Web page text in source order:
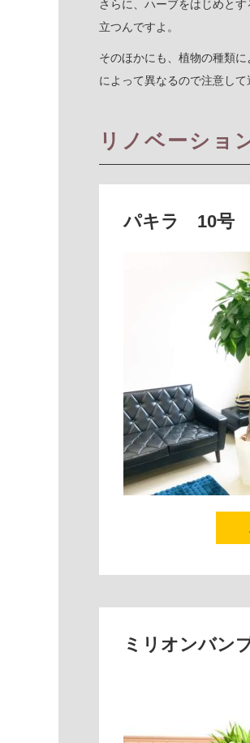
さらに、ハーブをはじめと
立つんですよ。
そのほかにも、植物の種類
によって異なるので注意して
リノベーショ
パキラ 10号
ミリオンバ